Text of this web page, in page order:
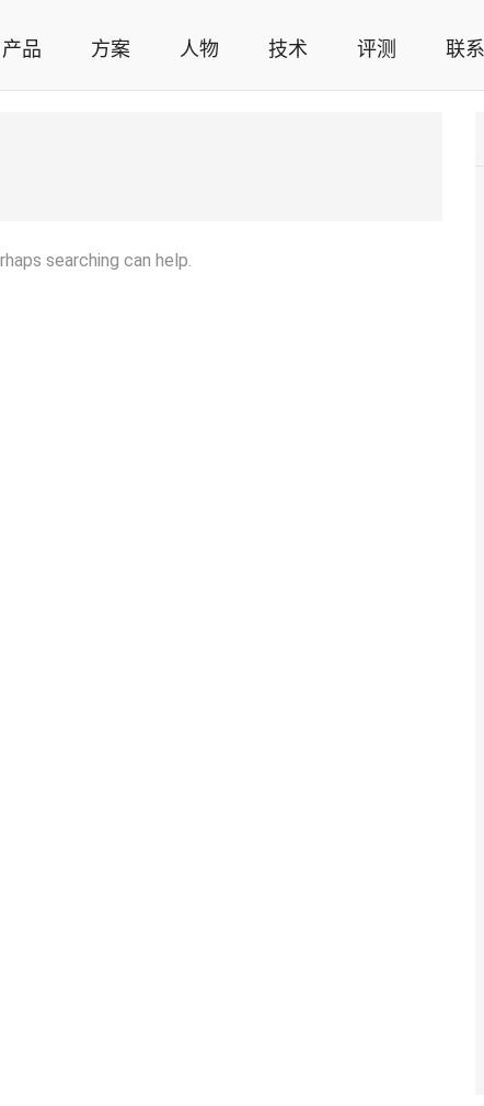
居解决方案，智能家居技术应用，智能家居行业观点，智能家居项目案例
产品 方案 人物 技术 评测 联
searching can help.